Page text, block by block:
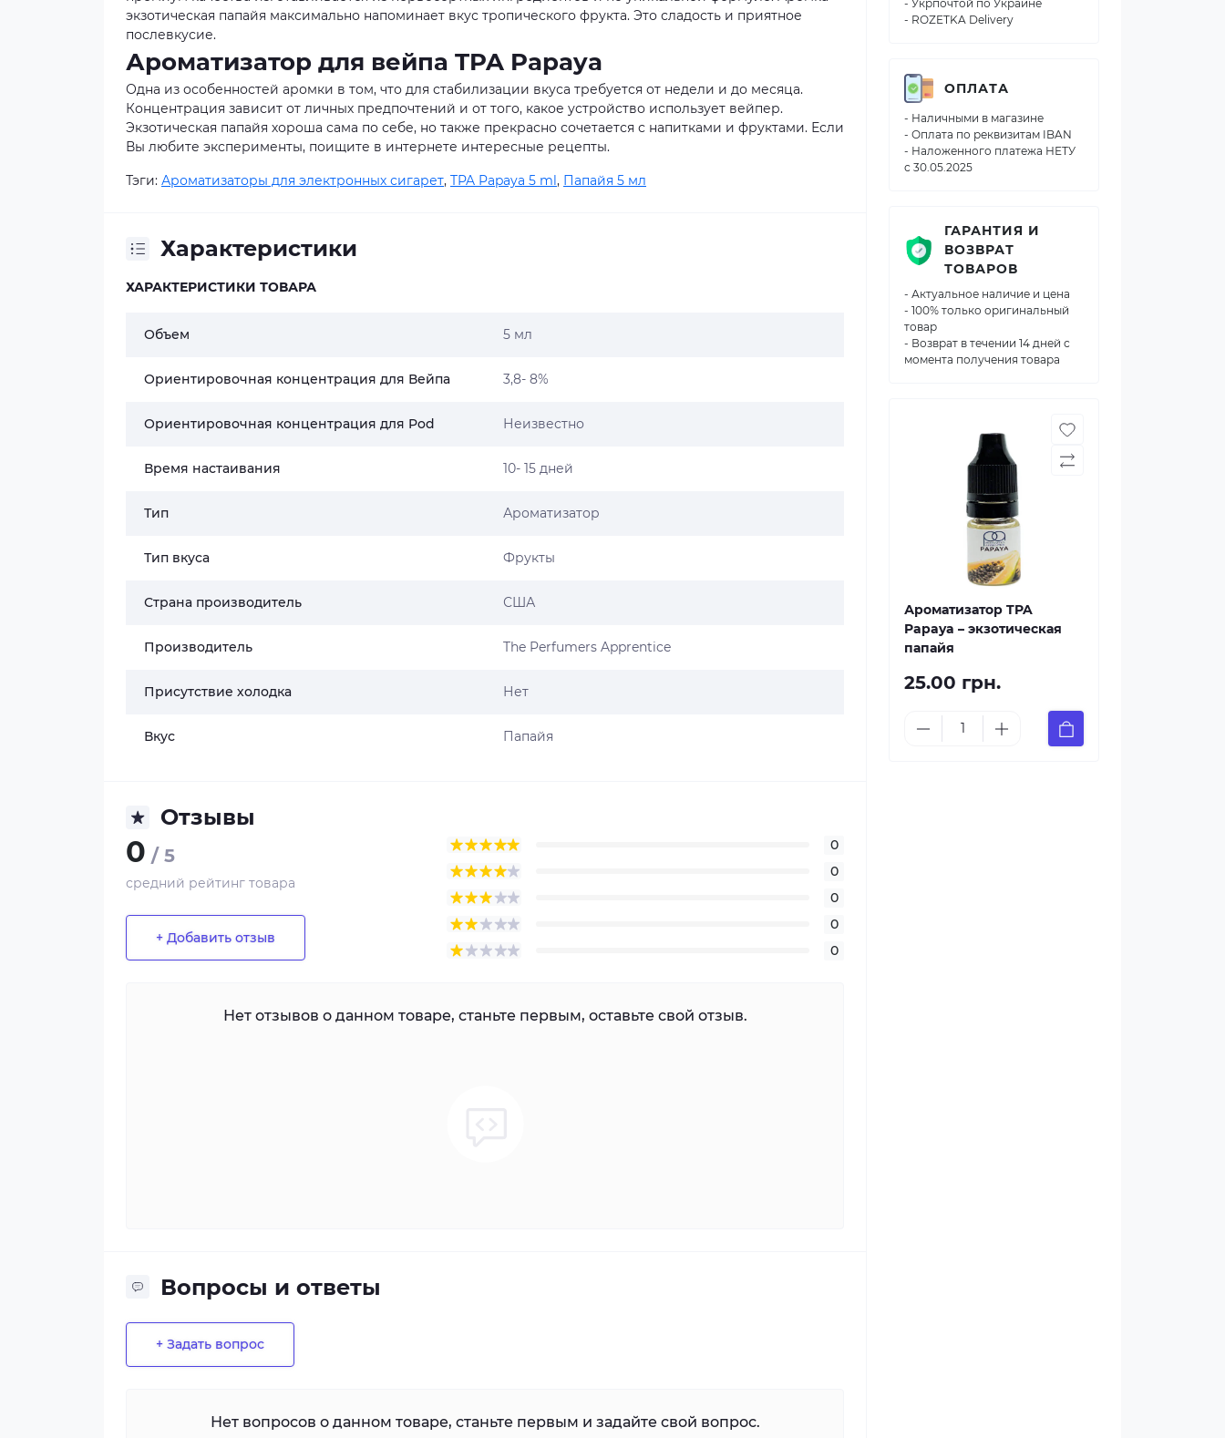
экзотическая папайя максимально напоминает вкус тропического фрукта. Это сладость и приятное
послевкусие.
Ароматизатор для вейпа TPA Papaya
Одна из особенностей аромки в том, что для стабилизации вкуса требуется от недели и до месяца.
Концентрация зависит от личных предпочтений и от того, какое устройство использует вейпер.
Экзотическая папайя хороша сама по себе, но также прекрасно сочетается с напитками и фруктами. Если
Вы любите эксперименты, поищите в интернете интересные рецепты.
Тэги: Ароматизаторы для электронных сигарет, TPA Papaya 5 ml, Папайя 5 мл
Характеристики
ХАРАКТЕРИСТИКИ ТОВАРА
Объем 5 мл
Ориентировочная концентрация для Вейпа 3,8- 8%
Ориентировочная концентрация для Pod Неизвестно
Время настаивания 10- 15 дней
Тип Ароматизатор
Тип вкуса Фрукты
Страна производитель США
Производитель The Perfumers Apprentice
Присутствие холодка Нет
Вкус Папайя
Отзывы
0 / 5
средний рейтинг товара
+ Добавить отзыв
0
0
0
0
0
Нет отзывов о данном товаре, станьте первым, оставьте свой отзыв.
Вопросы и ответы
+ Задать вопрос
Нет вопросов о данном товаре, станьте первым и задайте свой вопрос.
- Укрпочтой по Украине
- ROZETKA Delivery
ОПЛАТА
- Наличными в магазине
- Оплата по реквизитам IBAN
- Наложенного платежа НЕТУ
с 30.05.2025
ГАРАНТИЯ И
ВОЗВРАТ
ТОВАРОВ
- Актуальное наличие и цена
- 100% только оригинальный
товар
- Возврат в течении 14 дней с
момента получения товара
Ароматизатор TPA
Papaya – экзотическая
папайя
25.00 грн.